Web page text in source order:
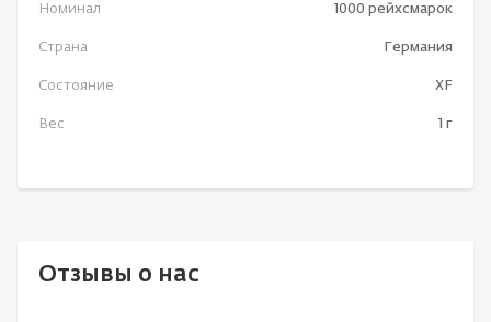
Номинал 1000 рейхсмарок
Страна Германия
Состояние XF
Вес 1 г
Отзывы о нас